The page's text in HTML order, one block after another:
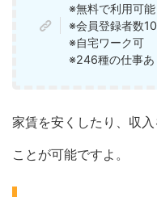
※無料で利用可能
※会員登録者数
※自宅ワーク可
※246種の仕事あ
家賃を安くしたり、収
ことが可能ですよ。